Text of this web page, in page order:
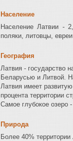
Население
Население Латвии -
поляки, литовцы,
География
Латвия - государство
Беларусью и Литвой.
Латвия имеет
процента территории
Самое глубокое озеро
Природа
Более 40%